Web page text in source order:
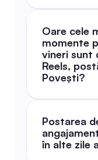
Oare cele
momente
vineri sunt
Reels,
Povești?
Postarea
în alte zile